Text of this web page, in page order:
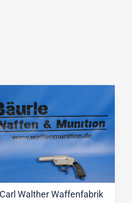
Walther Waffenfabrik